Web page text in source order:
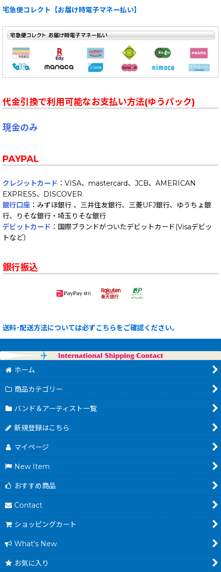
宅急便コレクト【お届け時電子マネー払い】
代金引換で利用可能なお支払い方法(ゆうパック)
現金のみ
PAYPAL
クレジットカード ：VISA、mastercard、JCB、AMERICAN
EXPRESS、DISCOVER
銀行口座 ：みずほ銀行 、三井住友銀行、三菱UFJ銀行、ゆうちょ銀
行、りそな銀行・埼玉りそな銀行
デビットカード ：国際ブランドがついたデビットカード(Visaデビッ
トなど）
銀行振込
送料･配送方法については必ずこちらをご確認ください。
ホーム
商品カテゴリー
バンド＆アーティスト一覧
新規登録はこちら
マイページ
New Item
おすすめ商品
Contact
ショッピングカート
What's New
お気に入り